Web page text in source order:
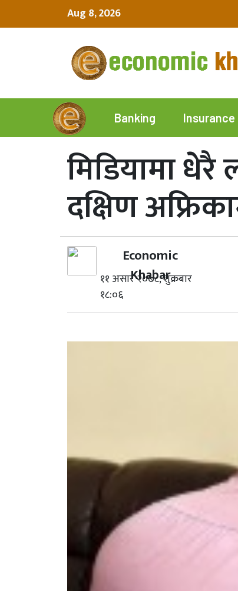
Aug 8, 2026
Banking Insurance
मिडियामा
दक्षिण
Economic
Khabar
११ असार २०७८, शुक्रबार
१८:०६